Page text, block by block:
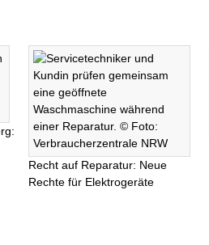
Recht auf Reparatur: Neue
Rechte für Elektrogeräte